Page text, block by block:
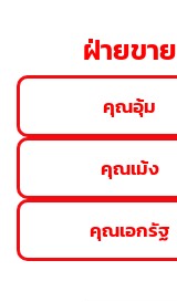
ฝ่ายขาย
คุณอุ้ม
คุณเม้ง
คุณเอกรัฐ